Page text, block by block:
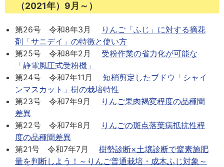
（2021年）9月～）
第26号 令和8年3月
りんご「ふじ」に対する摘花
剤「サニデイ」の特徴と使い方
第25号 令和8年2月 受粉作業の省力化が可能な
「静電風圧式受粉機」
第24号 令和7年11月 短梢剪定したブドウ「シャイ
ンマスカット」樹の栽培特性
第23号 令和7年9月
りんご果肉褐変程度の品種間
差異
第22号 令和7年8月
りんごの斑点落葉病抵抗性程
度の品種間差異
第21号 令和7年7月 樹勢診断×土壌診断で窒素施肥
量を判断しよう！～りんご普通栽培・成木ふじ対象～